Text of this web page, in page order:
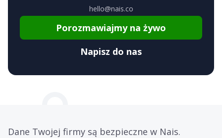
hello@nais.co
Porozmawiajmy na żywo
Napisz do nas
Dane Twojej firmy są bezpieczne w Nais.